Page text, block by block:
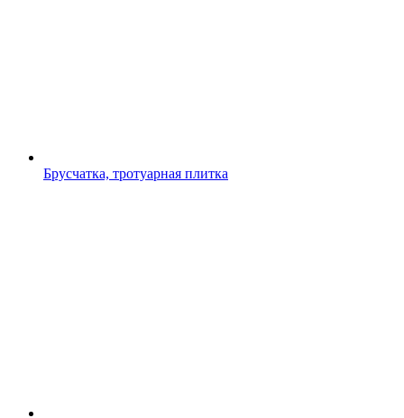
Брусчатка, тротуарная плитка